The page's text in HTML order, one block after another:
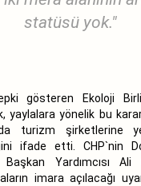
statüsü yok."
gösteren Ekoloji
yaylalara yönelik bu
turizm şirketlerine
ifade etti. CHP`nin
Yardımcısı Ali
imara açılacağı